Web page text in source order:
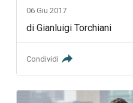
06 Giu 2017
di Gianluigi Torchiani
Condividi